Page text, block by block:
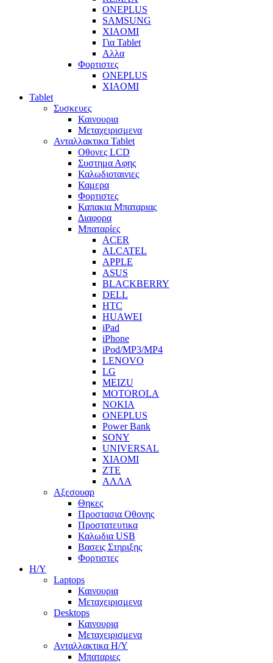
ONEPLUS
SAMSUNG
XIAOMI
Για Tablet
Αλλα
Φορτιστες
ONEPLUS
XIAOMI
Tablet
Συσκευες
Καινουρια
Μεταχειρισμενα
Ανταλλακτικα Tablet
Οθονες LCD
Συστημα Αφης
Καλωδιοταινιες
Καμερα
Φορτιστες
Καπακια Μπαταριας
Διαφορα
Μπαταρίες
ACER
ALCATEL
APPLE
ASUS
BLACKBERRY
DELL
HTC
HUAWEI
iPad
iPhone
iPod/MP3/MP4
LENOVO
LG
MEIZU
MOTOROLA
NOKIA
ONEPLUS
Power Bank
SONY
UNIVERSAL
XIAOMI
ZTE
ΑΛΛΑ
Αξεσουαρ
Θηκες
Προστασια Οθονης
Προστατευτικα
Καλωδια USB
Βασεις Στηριξης
Φορτιστες
Η/Υ
Laptops
Καινουρια
Μεταχειρισμενα
Desktops
Καινουρια
Μεταχειρισμενα
Ανταλλακτικα H/Y
Μπαταριες